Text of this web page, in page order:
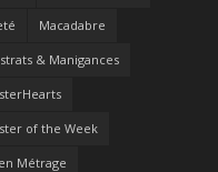
Macadabre
& Manigances
of the Week
Métrage